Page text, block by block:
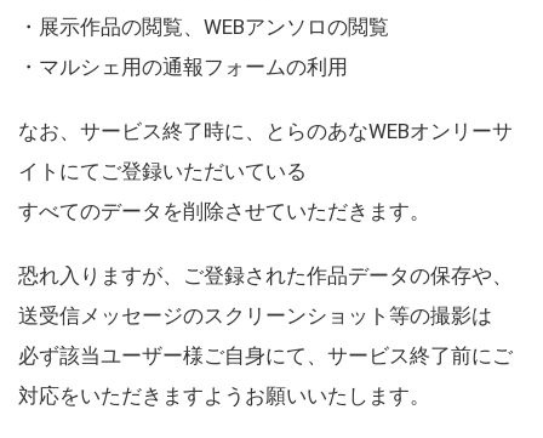
・展示作品の閲覧、WEBアンソロの閲覧
・マルシェ用の通報フォームの利用
なお、サービス終了時に、とらのあなWEBオンリーサ
イトにてご登録いただいている
すべてのデータを削除させていただきます。
恐れ入りますが、ご登録された作品データの保存や、
送受信メッセージのスクリーンショット等の撮影は
必ず該当ユーザー様ご自身にて、サービス終了前にご
対応をいただきますようお願いいたします。